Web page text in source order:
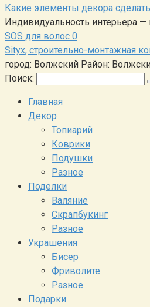
Какие элементы декора
Индивидуальность интерьера —
SOS для волос 0
Sityx, строительно-монтажная
город: Волжский Район:
Поиск:
Главная
Декор
Топиарий
Коврики
Подушки
Разное
Поделки
Валяние
Скрапбукинг
Разное
Украшения
Бисер
Фриволите
Разное
Подарки